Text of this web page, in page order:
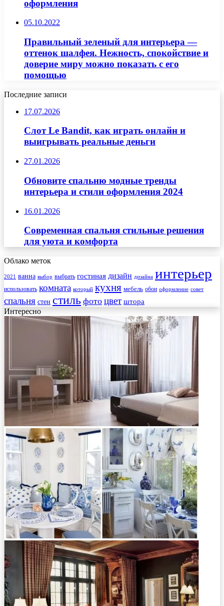
оформления
05.10.2022
Правильный зеленый для интерьера —
оттенок шалфея. Нежность, спокойствие и
доверие миру можно показать с его
помощью
Последние записи
17.07.2026
Слот Le Bandit, как играть онлайн и
выигрывать реальные деньги
27.01.2026
Обновите спальню модные тренды
интерьера и стили оформления 2024
16.01.2026
Современная спальня стильные решения
для уюта и комфорта
Облако меток
2021 ванна выбор выбрать гостиная дизайн дизайна интерьер
использовать комната который кухня мебель обои оформление совет
спальня стен стиль фото цвет штора
Интересно